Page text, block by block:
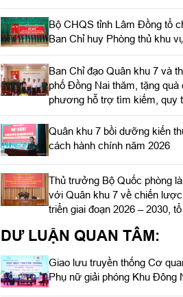
Bộ CHQS tỉnh Lâm Đồng tổ
Ban Chỉ huy Phòng thủ khu
Ban Chỉ đạo Quân khu 7 và
phố Đồng Nai thăm, tặng quà
phương hỗ trợ tìm kiếm, quy
cốt liệt sĩ
Quân khu 7 bồi dưỡng kiến
cách hành chính năm 2026
Thủ trưởng Bộ Quốc phòng
với Quân khu 7 về chiến
triển giai đoạn 2026 – 2030, tổ
DƯ LUẬN QUAN TÂM:
Giao lưu truyền thống Cơ
Phụ nữ giải phóng Khu Đông